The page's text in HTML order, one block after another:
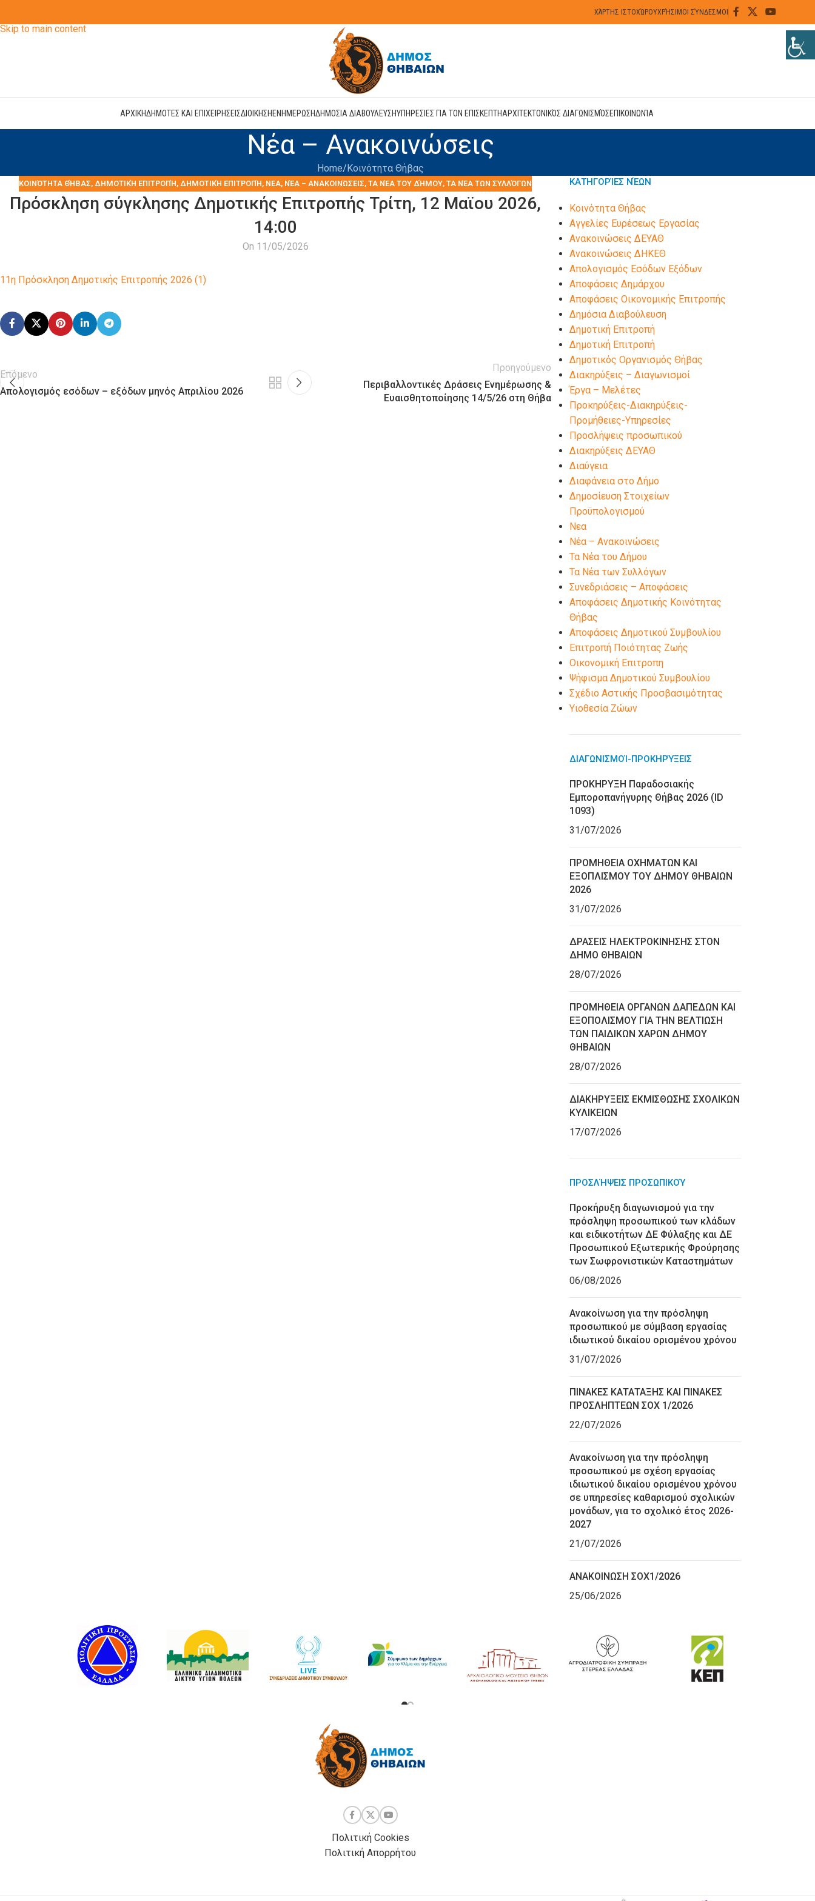
Skip to main content
ΧΆΡΤΗΣ ΙΣΤΟΧΏΡΟΥΧΡΉΣΙΜΟΙ ΣΎΝΔΕΣΜΟΙ
ΑΡΧΙΚΗΔΗΜΟΤΕΣ ΚΑΙ ΕΠΙΧΕΙΡΗΣΕΙΣΔΙΟΙΚΗΣΗΕΝΗΜΕΡΩΣΗΔΗΜΟΣΙΑ ΔΙΑΒΟΥΛΕΥΣΗΥΠΗΡΕΣΙΕΣ ΓΙΑ ΤΟΝ ΕΠΙΣΚΕΠΤΗΑΡΧΙΤΕΚΤΟΝΙΚΌΣ ΔΙΑΓΩΝΙΣΜΌΣΕΠΙΚΟΙΝΩΝΊΑ
Νέα – Ανακοινώσεις
Home Kοινότητα Θήβας
KΟΙΝΌΤΗΤΑ ΘΉΒΑΣ,ΔΗΜΟΤΙΚΉ ΕΠΙΤΡΟΠΉ,ΔΗΜΟΤΙΚΉ ΕΠΙΤΡΟΠΉ, ΝΕΑ, ΝΈΑ – ΑΝΑΚΟΙΝΏΣΕΙΣ,ΤΑ ΝΈΑ ΤΟΥ ΔΉΜΟΥ,ΤΑ ΝΈΑ ΤΩΝ ΣΥΛΛΌΓΩΝ
Πρόσκληση σύγκλησης Δημοτικής Επιτροπής Τρίτη, 12 Μαϊου 2026,
14:00
On 11/05/2026
11η Πρόσκληση Δημοτικής Επιτροπής 2026 (1)
Επόμενο
Απολογισμός εσόδων – εξόδων μηνός Απριλίου 2026
Προηγούμενο
Περιβαλλοντικές Δράσεις Ενημέρωσης &
Ευαισθητοποίησης 14/5/26 στη Θήβα
ΚΑΤΗΓΟΡΊΕΣ ΝΈΩΝ
Kοινότητα Θήβας
Αγγελίες Ευρέσεως Εργασίας
Ανακοινώσεις ΔΕΥΑΘ
Ανακοινώσεις ΔΗΚΕΘ
Απολογισμός Εσόδων Εξόδων
Αποφάσεις Δημάρχου
Αποφάσεις Οικονομικής Επιτροπής
Δημόσια Διαβούλευση
Δημοτική Επιτροπή
Δημοτική Επιτροπή
Δημοτικός Οργανισμός Θήβας
Διακηρύξεις – Διαγωνισμοί
Έργα – Μελέτες
Προκηρύξεις-Διακηρύξεις-
Προμήθειες-Υπηρεσίες
Προσλήψεις προσωπικού
Διακηρύξεις ΔΕΥΑΘ
Διαύγεια
Διαφάνεια στο Δήμο
Δημοσίευση Στοιχείων
Προϋπολογισμού
Νεα
Νέα – Ανακοινώσεις
Τα Νέα του Δήμου
Τα Νέα των Συλλόγων
Συνεδριάσεις – Αποφάσεις
Αποφάσεις Δημοτικής Κοινότητας
Θήβας
Αποφάσεις Δημοτικού Συμβουλίου
Επιτροπή Ποιότητας Ζωής
Οικονομική Επιτροπη
Ψήφισμα Δημοτικού Συμβουλίου
Σχέδιο Αστικής Προσβασιμότητας
Υιοθεσία Ζώων
ΔΙΑΓΩΝΙΣΜΟΊ-ΠΡΟΚΗΡΎΞΕΙΣ
ΠΡΟΚΗΡΥΞΗ Παραδοσιακής
Εμποροπανήγυρης Θήβας 2026 (ID
1093)
31/07/2026
ΠΡΟΜΗΘΕΙΑ ΟΧΗΜΑΤΩΝ ΚΑΙ
ΕΞΟΠΛΙΣΜΟΥ ΤΟΥ ΔΗΜΟΥ ΘΗΒΑΙΩΝ
2026
31/07/2026
ΔΡΑΣΕΙΣ ΗΛΕΚΤΡΟΚΙΝΗΣΗΣ ΣΤΟΝ
ΔΗΜΟ ΘΗΒΑΙΩΝ
28/07/2026
ΠΡΟΜΗΘΕΙΑ ΟΡΓΑΝΩΝ ΔΑΠΕΔΩΝ ΚΑΙ
ΕΞΟΠΟΛΙΣΜΟΥ ΓΙΑ ΤΗΝ ΒΕΛΤΙΩΣΗ
ΤΩΝ ΠΑΙΔΙΚΩΝ ΧΑΡΩΝ ΔΗΜΟΥ
ΘΗΒΑΙΩΝ
28/07/2026
ΔΙΑΚΗΡΥΞΕΙΣ ΕΚΜΙΣΘΩΣΗΣ ΣΧΟΛΙΚΩΝ
ΚΥΛΙΚΕΙΩΝ
17/07/2026
ΠΡΟΣΛΉΨΕΙΣ ΠΡΟΣΩΠΙΚΟΎ
Προκήρυξη διαγωνισμού για την
πρόσληψη προσωπικού των κλάδων
και ειδικοτήτων ΔΕ Φύλαξης και ΔΕ
Προσωπικού Εξωτερικής Φρούρησης
των Σωφρονιστικών Καταστημάτων
06/08/2026
Ανακοίνωση για την πρόσληψη
προσωπικού με σύμβαση εργασίας
ιδιωτικού δικαίου ορισμένου χρόνου
31/07/2026
ΠΙΝΑΚΕΣ ΚΑΤΑΤΑΞΗΣ ΚΑΙ ΠΙΝΑΚΕΣ
ΠΡΟΣΛΗΠΤΕΩΝ ΣΟΧ 1/2026
22/07/2026
Ανακοίνωση για την πρόσληψη
προσωπικού με σχέση εργασίας
ιδιωτικού δικαίου ορισμένου χρόνου
σε υπηρεσίες καθαρισμού σχολικών
μονάδων, για το σχολικό έτος 2026-
2027
21/07/2026
ΑΝΑΚΟΙΝΩΣΗ ΣΟΧ1/2026
25/06/2026
Πολιτική Cookies
Πολιτική Απορρήτου